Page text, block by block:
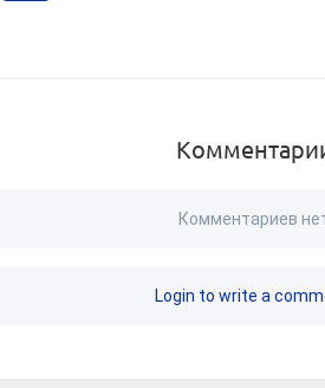
Комментариев
Login to write a